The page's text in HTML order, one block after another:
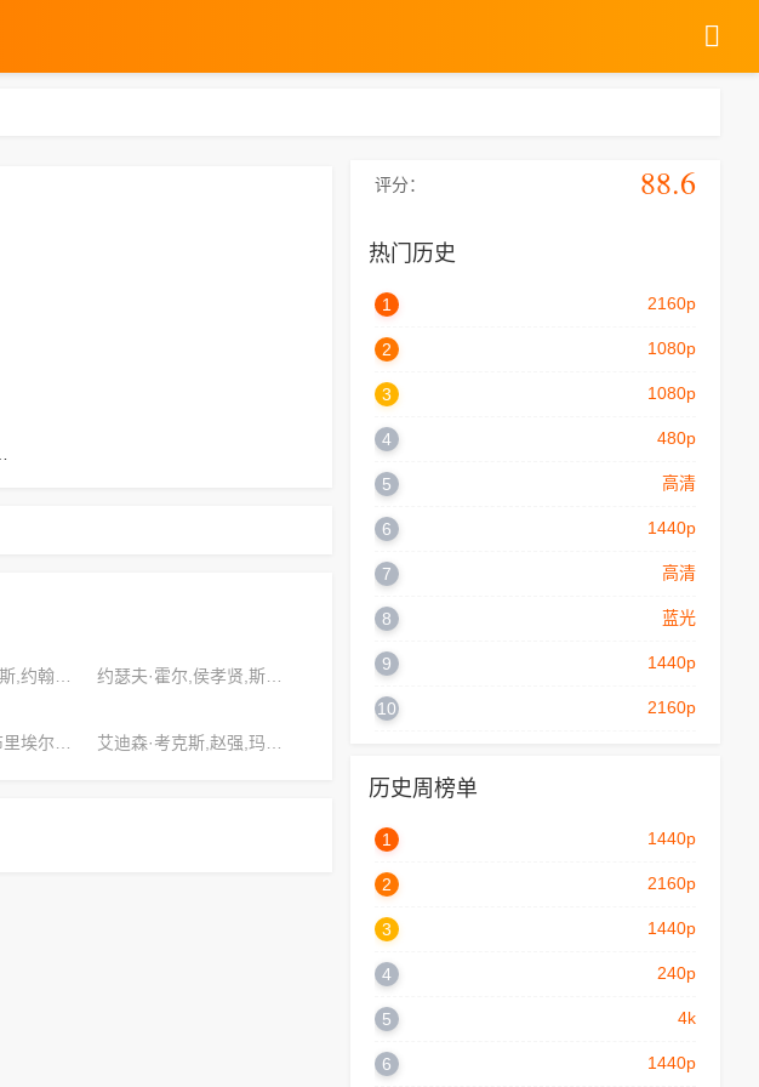
评分： 88.6
热门历史
1 2160p
2 1080p
3 1080p
4 480p
5 高清
6 1440p
7 高清
8 蓝光
9 1440p
10 2160p
历史周榜单
1 1440p
2 2160p
3 1440p
4 240p
5 4k
6 1440p